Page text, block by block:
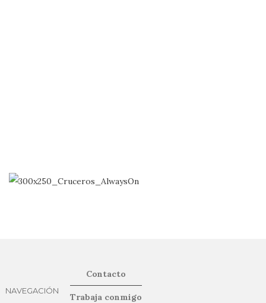
NAVEGACIÓN
Contacto
Trabaja conmigo